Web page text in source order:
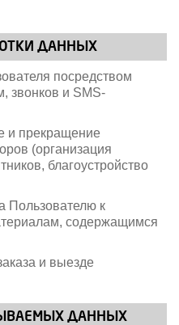
ДАННЫХ
посредством
звонков и SMS-
и прекращение
(организация
благоустройство
Пользователю к
содержащимся
и выезде
ДАННЫХ